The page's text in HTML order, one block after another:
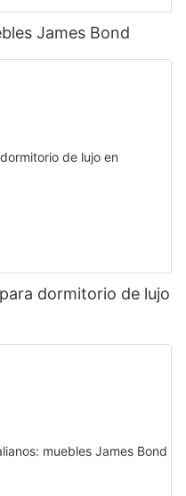
James Bond
dormitorio de lujo